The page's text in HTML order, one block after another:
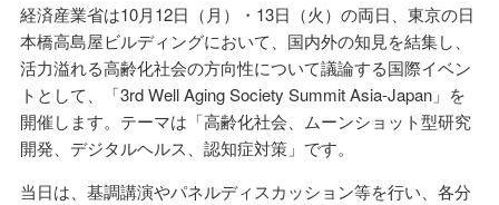
経済産業省は10月12日（月）・13日（火）の両日、東京の日
本橋高島屋ビルディングにおいて、国内外の知見を結集し、
活力溢れる高齢化社会の方向性について議論する国際イベン
トとして、「3rd Well Aging Society Summit Asia-Japan」を
開催します。テーマは「高齢化社会、ムーンショット型研究
開発、デジタルヘルス、認知症対策」です。
当日は、基調講演やパネルディスカッション等を行い、各分